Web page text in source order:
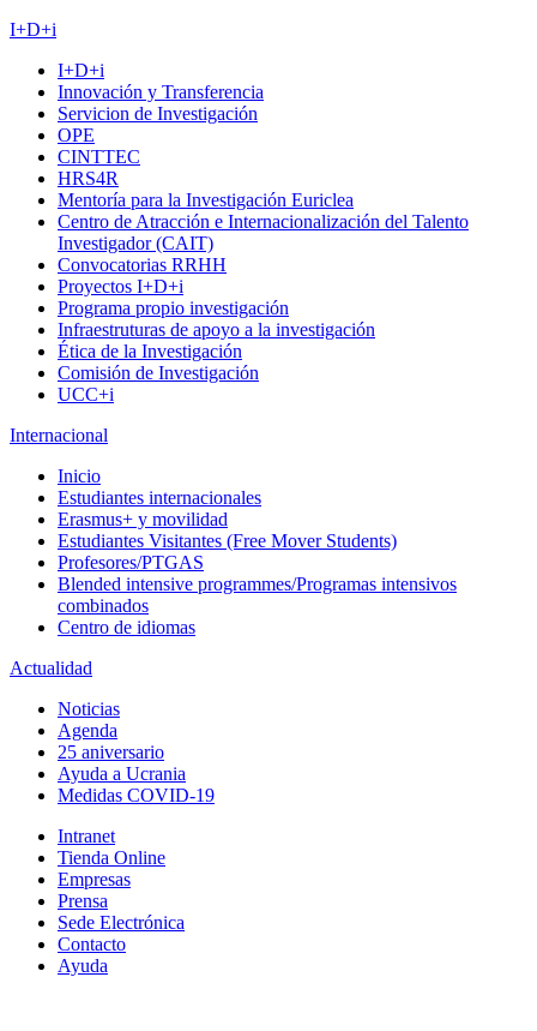
I+D+i
I+D+i
Innovación y Transferencia
Servicion de Investigación
OPE
CINTTEC
HRS4R
Mentoría para la Investigación Euriclea
Centro de Atracción e Internacionalización del Talento
Investigador (CAIT)
Convocatorias RRHH
Proyectos I+D+i
Programa propio investigación
Infraestruturas de apoyo a la investigación
Ética de la Investigación
Comisión de Investigación
UCC+i
Internacional
Inicio
Estudiantes internacionales
Erasmus+ y movilidad
Estudiantes Visitantes (Free Mover Students)
Profesores/PTGAS
Blended intensive programmes/Programas intensivos
combinados
Centro de idiomas
Actualidad
Noticias
Agenda
25 aniversario
Ayuda a Ucrania
Medidas COVID-19
Intranet
Tienda Online
Empresas
Prensa
Sede Electrónica
Contacto
Ayuda